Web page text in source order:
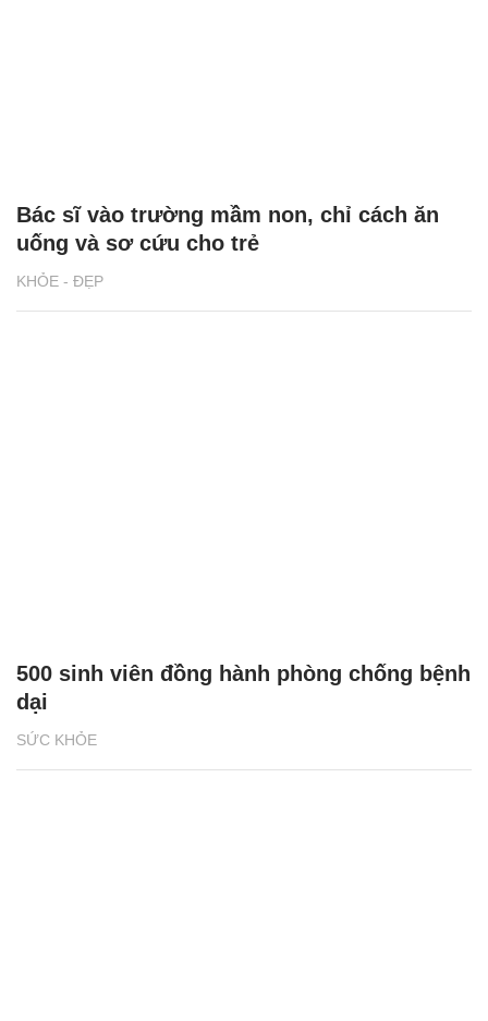
KHỎE - ĐẸP
Bác sĩ vào trường mầm non, chỉ cách ăn
uống và sơ cứu cho trẻ
SỨC KHỎE
500 sinh viên đồng hành phòng chống bệnh
dại